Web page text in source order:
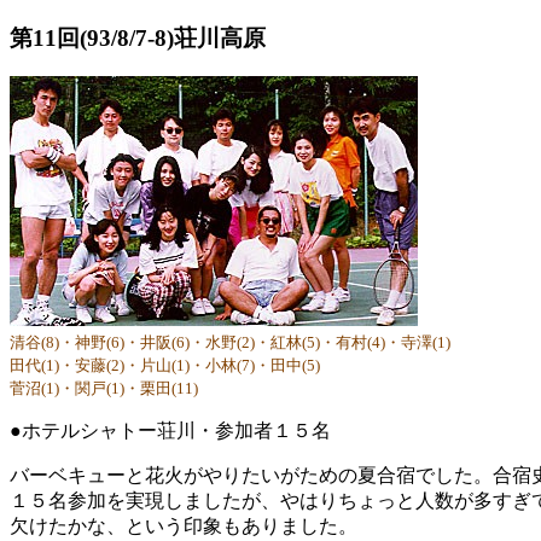
第11回(93/8/7-8)荘川高原
清谷(8)・神野(6)・井阪(6)・水野(2)・紅林(5)・有村(4)・寺澤(1)
田代(1)・安藤(2)・片山(1)・小林(7)・田中(5)
菅沼(1)・関戸(1)・栗田(11)
●ホテルシャトー荘川・参加者１５名
バーベキューと花火がやりたいがための夏合宿でした。合宿
１５名参加を実現しましたが、やはりちょっと人数が多すぎ
欠けたかな、という印象もありました。